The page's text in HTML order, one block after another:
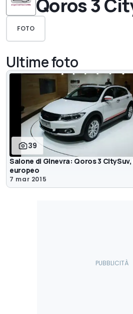
Qoros 3
FOTO
Ultime foto
39
Salone di Ginevra: Qoros 3
europeo
7 mar 2015